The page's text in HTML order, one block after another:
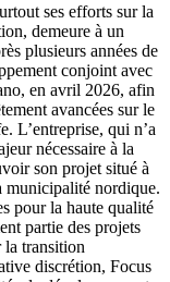
ses efforts sur la
demeure à un
plusieurs années de
conjoint avec
en avril 2026, afin
avancées sur le
L’entreprise, qui n’a
nécessaire à la
son projet situé à
municipalité nordique.
pour la haute qualité
partie des projets
la transition
discrétion, Focus